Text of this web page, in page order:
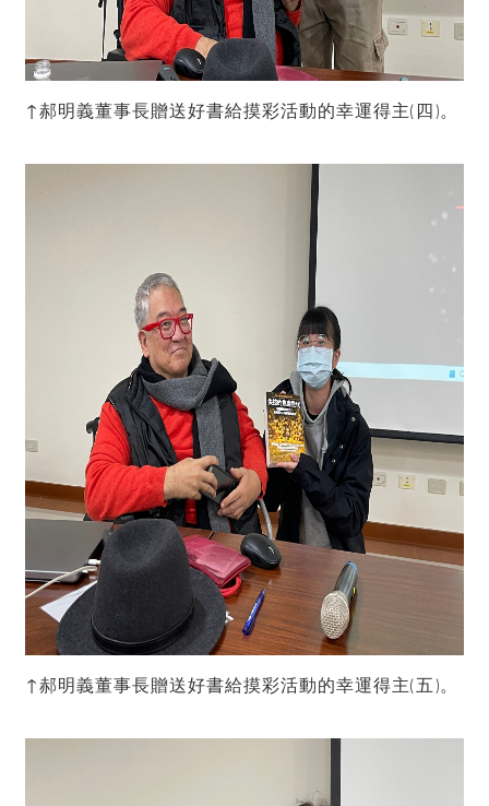
↑郝明義董事長贈送好書給摸彩活動的幸運得主(四)。
↑郝明義董事長贈送好書給摸彩活動的幸運得主(五)。